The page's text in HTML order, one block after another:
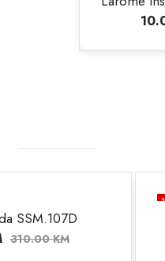
Soda SSM.119A
KM 360.00